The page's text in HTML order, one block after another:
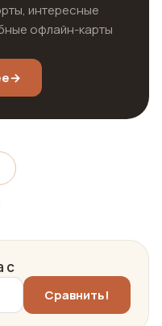
интересные
офлайн-карты
→
с